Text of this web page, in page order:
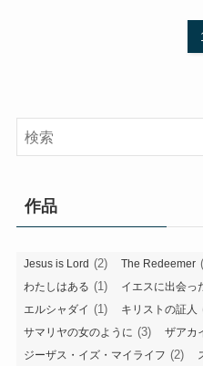
作品
Jesus is Lord (2) The Redeemer
わたしはある (1) イエスに出会っ
エルシャダイ (1) キリストの証人
サマリヤの女のように (3) ザアカ
ジーザス・イズ・マイライフ (2)